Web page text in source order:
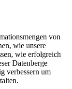
von
wie unsere
wie erfolgreich
Datenberge
verbessern um